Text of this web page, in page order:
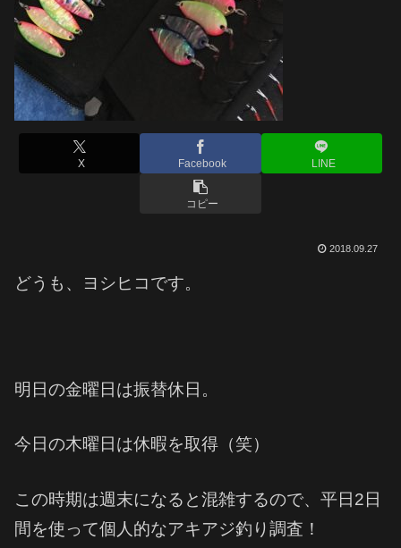
X Facebook LINE
コピー
2018.09.27
どうも、ヨシヒコです。
明日の金曜日は振替休日。
今日の木曜日は休暇を取得（笑）
この時期は週末になると混雑するので、平日2日
間を使って個人的なアキアジ釣り調査！